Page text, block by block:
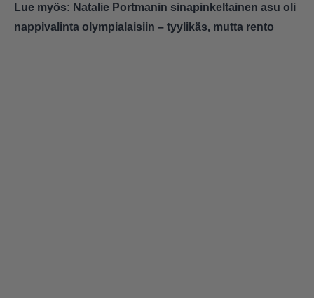
Lue myös: Natalie Portmanin sinapinkeltainen asu oli
nappivalinta olympialaisiin – tyylikäs, mutta rento